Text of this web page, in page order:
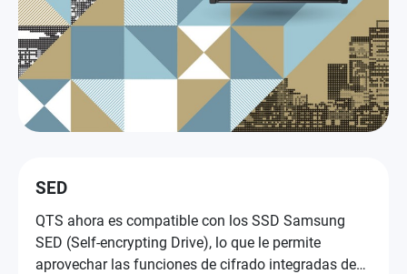
SED
QTS ahora es compatible con los SSD Samsung
SED (Self-encrypting Drive), lo que le permite
aprovechar las funciones de cifrado integradas del